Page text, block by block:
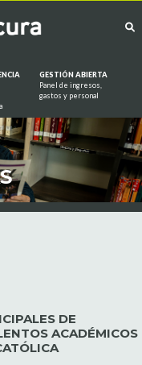
GESTIÓN ABIERTA
Panel de ingresos,
gastos y personal
DE
ACADÉMICOS